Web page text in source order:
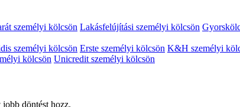
személyi kölcsön Lakásfelújítási személyi kölcsön
személyi kölcsön Erste személyi kölcsön K&H személyi
kölcsön Unicredit személyi kölcsön
döntést hozz.